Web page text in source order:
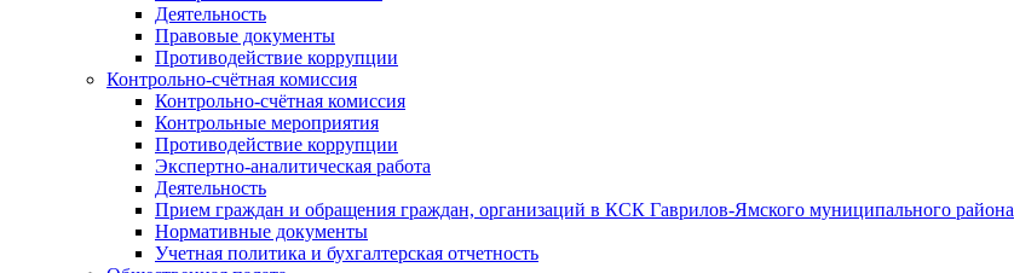
Деятельность
Правовые документы
Противодействие коррупции
Контрольно-счётная комиссия
Контрольно-счётная комиссия
Контрольные мероприятия
Противодействие коррупции
Экспертно-аналитическая работа
Деятельность
Прием граждан и обращения граждан, организаций в КСК Гаврилов-Ямского муниципального района
Нормативные документы
Учетная политика и бухгалтерская отчетность